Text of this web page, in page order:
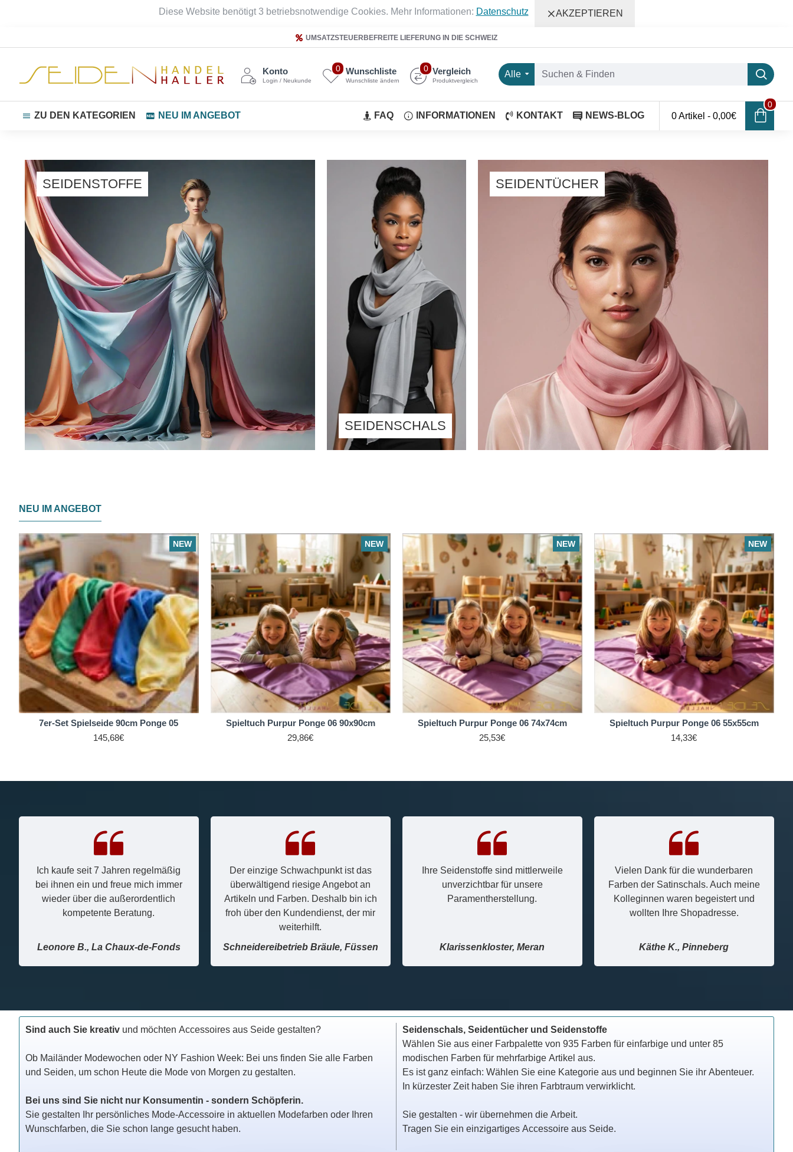
Diese Website benötigt 3 betriebsnotwendige Cookies. Mehr Informationen: Datenschutz AKZEPTIEREN
UMSATZSTEUERBEFREITE LIEFERUNG IN DIE SCHWEIZ
Alle
Konto
Login / Neukunde
Wunschliste
Wunschliste ändern
0 Vergleich
Produktvergleich
0
ZU DEN KATEGORIEN NEU IM ANGEBOT FAQ INFORMATIONEN KONTAKT NEWS-BLOG 0 Artikel - 0,00€
0
SEIDENSTOFFE
SEIDENSCHALS
SEIDENTÜCHER
NEU IM ANGEBOT
NEW
7er-Set Spielseide 90cm Ponge 05
145,68€
NEW
Spieltuch Purpur Ponge 06 90x90cm
29,86€
NEW
Spieltuch Purpur Ponge 06 74x74cm
25,53€
NEW
Spieltuch Purpur Ponge 06 55x55cm
14,33€
Ich kaufe seit 7 Jahren regelmäßig
bei ihnen ein und freue mich immer
wieder über die außerordentlich
kompetente Beratung.
Leonore B., La Chaux-de-Fonds
Der einzige Schwachpunkt ist das
überwältigend riesige Angebot an
Artikeln und Farben. Deshalb bin ich
froh über den Kundendienst, der mir
weiterhilft.
Schneidereibetrieb Bräule, Füssen
Ihre Seidenstoffe sind mittlerweile
unverzichtbar für unsere
Paramentherstellung.
Klarissenkloster, Meran
Vielen Dank für die wunderbaren
Farben der Satinschals. Auch meine
Kolleginnen waren begeistert und
wollten Ihre Shopadresse.
Käthe K., Pinneberg
Sind auch Sie kreativ und möchten Accessoires aus Seide gestalten?
Ob Mailänder Modewochen oder NY Fashion Week: Bei uns finden Sie alle Farben
und Seiden, um schon Heute die Mode von Morgen zu gestalten.
Bei uns sind Sie nicht nur Konsumentin - sondern Schöpferin.
Sie gestalten Ihr persönliches Mode-Accessoire in aktuellen Modefarben oder Ihren
Wunschfarben, die Sie schon lange gesucht haben.
Seidenschals, Seidentücher und Seidenstoffe
Wählen Sie aus einer Farbpalette von 935 Farben für einfarbige und unter 85
modischen Farben für mehrfarbige Artikel aus.
Es ist ganz einfach: Wählen Sie eine Kategorie aus und beginnen Sie ihr Abenteuer.
In kürzester Zeit haben Sie ihren Farbtraum verwirklicht.
Sie gestalten - wir übernehmen die Arbeit.
Tragen Sie ein einzigartiges Accessoire aus Seide.